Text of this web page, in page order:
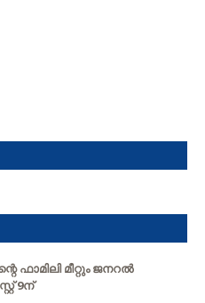
ഫാമിലി മീറ്റും ജനറൽ
9ന്